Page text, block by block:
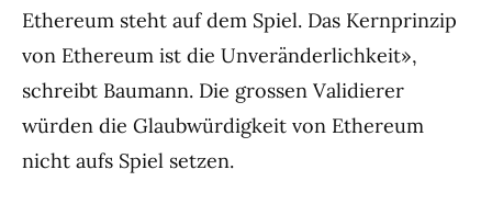
Ethereum steht auf dem Spiel. Das Kernprinzip
von Ethereum ist die Unveränderlichkeit»,
schreibt Baumann. Die grossen Validierer
würden die Glaubwürdigkeit von Ethereum
nicht aufs Spiel setzen.